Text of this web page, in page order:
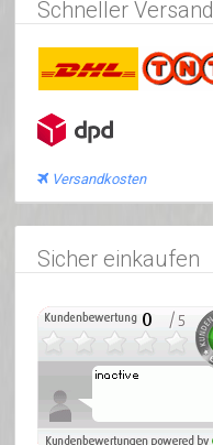
Schneller Versand
Versandkosten
Sicher einkaufen